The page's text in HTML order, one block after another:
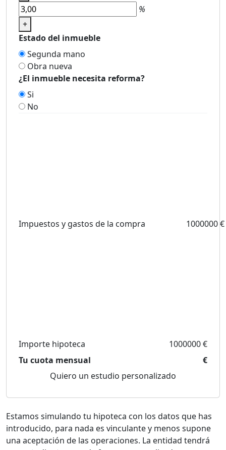
%
+
Estado del inmueble
Segunda mano
Obra nueva
¿El inmueble necesita reforma?
Si
No
Impuestos y gastos de la compra 1000000 €
Importe hipoteca
1000000 €
Tu cuota mensual
€
Quiero un estudio personalizado
Estamos simulando tu hipoteca con los datos que has
introducido, para nada es vinculante y menos supone
una aceptación de las operaciones. La entidad tendrá